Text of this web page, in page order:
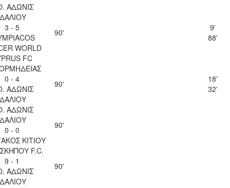
ΑΔΩΝΙΣ
3 - 5
WORLD
FC
90'
9'
88'
0 - 4
ΑΔΩΝΙΣ
90'
18'
32'
ΑΔΩΝΙΣ
0 - 0
ΚΙΤΙΟΥ
90'
F.C.
9 - 1
ΑΔΩΝΙΣ
90'